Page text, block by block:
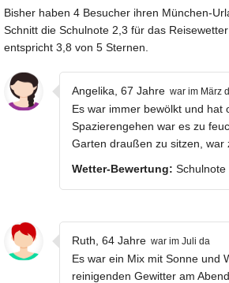
Bisher haben 4 Besucher ihren München-
Schnitt die Schulnote 2,3 für das
entspricht 3,8 von 5 Sternen.
Angelika, 67 Jahre war im März
Es war immer bewölkt und hat
Spazierengehen war es zu
Garten draußen zu sitzen, war
Wetter-Bewertung:
Ruth, 64 Jahre war im Juli da
Es war ein Mix mit Sonne und
reinigenden Gewitter am Abend